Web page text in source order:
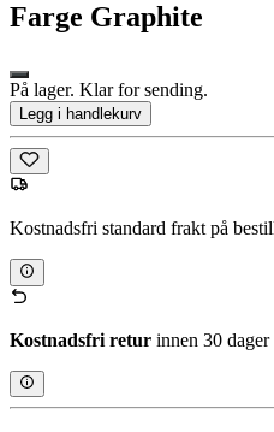
Farge Graphite
På lager. Klar for sending.
Legg i handlekurv
Kostnadsfri standard frakt på
Kostnadsfri retur innen 30